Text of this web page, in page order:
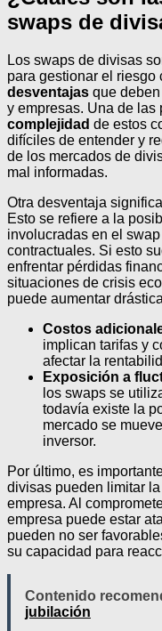
swaps de
Los swaps de divisas
para gestionar el riesgo
desventajas que
y empresas. Una de
complejidad de estos
difíciles de entender y
de los mercados de
mal informadas.
Otra desventaja
Esto se refiere a la
involucradas en el
contractuales. Si esto
enfrentar pérdidas
situaciones de crisis
puede aumentar
Costos
implican tarifas y
afectar la
Exposición a
los swaps se
todavía existe la
mercado se
inversor.
Por último, es
divisas pueden limitar la
empresa. Al
empresa puede estar
pueden no ser
su capacidad para
Contenido
jubilación